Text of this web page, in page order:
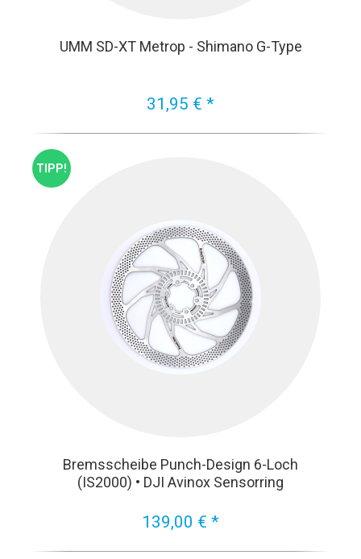
UMM SD-XT Metrop - Shimano G-Type
31,95 € *
TIPP!
Bremsscheibe Punch-Design 6-Loch
(IS2000) • DJI Avinox Sensorring
139,00 € *